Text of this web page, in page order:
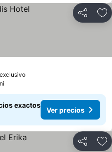
Compartir
Ver precios
exactos
Ver precios
Compartir